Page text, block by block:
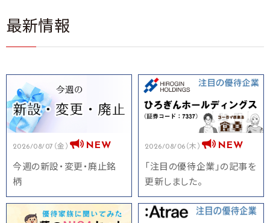
最新情報
2026/08/07（金）
今週の新設・変更・廃止銘
柄
2026/08/06（木）
「注目の優待企業」の記事を
更新しました。